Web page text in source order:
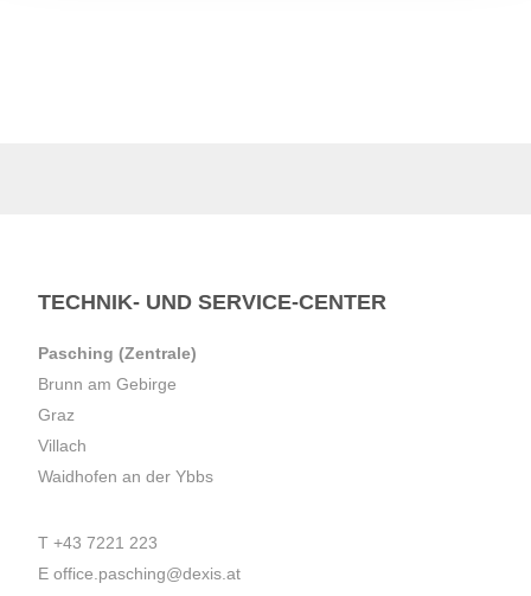
TECHNIK- UND SERVICE-CENTER
Pasching (Zentrale)
Brunn am Gebirge
Graz
Villach
Waidhofen an der Ybbs
T +43 7221 223
E office.pasching@dexis.at